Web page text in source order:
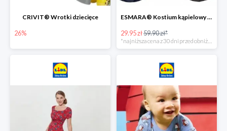
CRIVIT® Wrotki dziecięce
26%
ESMARA® Kostium kąpielowy ciążowy lub tankini ciążowe -50%
29.95 zł59.90 zł*